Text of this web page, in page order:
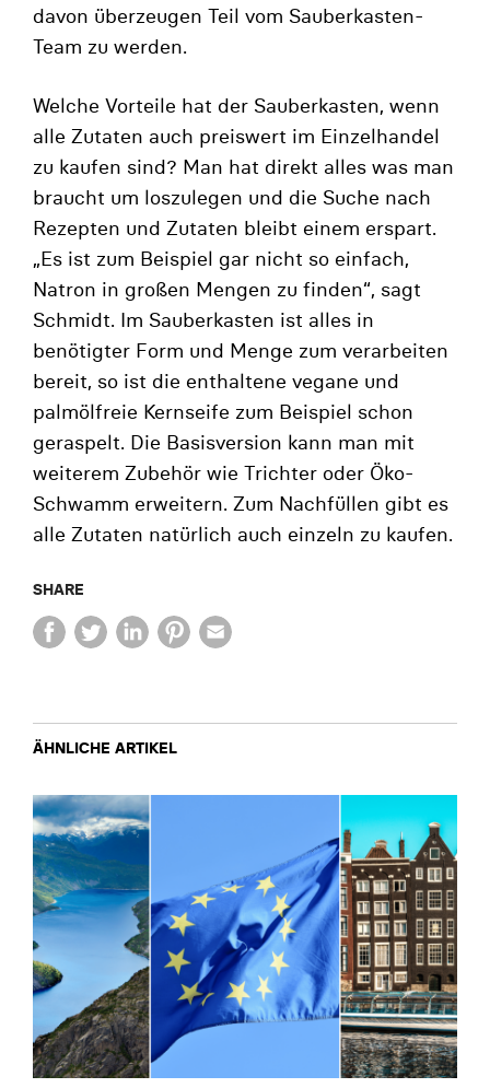
davon überzeugen Teil vom Sauberkasten-
Team zu werden.
Welche Vorteile hat der Sauberkasten, wenn
alle Zutaten auch preiswert im Einzelhandel
zu kaufen sind? Man hat direkt alles was man
braucht um loszulegen und die Suche nach
Rezepten und Zutaten bleibt einem erspart.
„Es ist zum Beispiel gar nicht so einfach,
Natron in großen Mengen zu finden“, sagt
Schmidt. Im Sauberkasten ist alles in
benötigter Form und Menge zum verarbeiten
bereit, so ist die enthaltene vegane und
palmölfreie Kernseife zum Beispiel schon
geraspelt. Die Basisversion kann man mit
weiterem Zubehör wie Trichter oder Öko-
Schwamm erweitern. Zum Nachfüllen gibt es
alle Zutaten natürlich auch einzeln zu kaufen.
SHARE
ÄHNLICHE ARTIKEL